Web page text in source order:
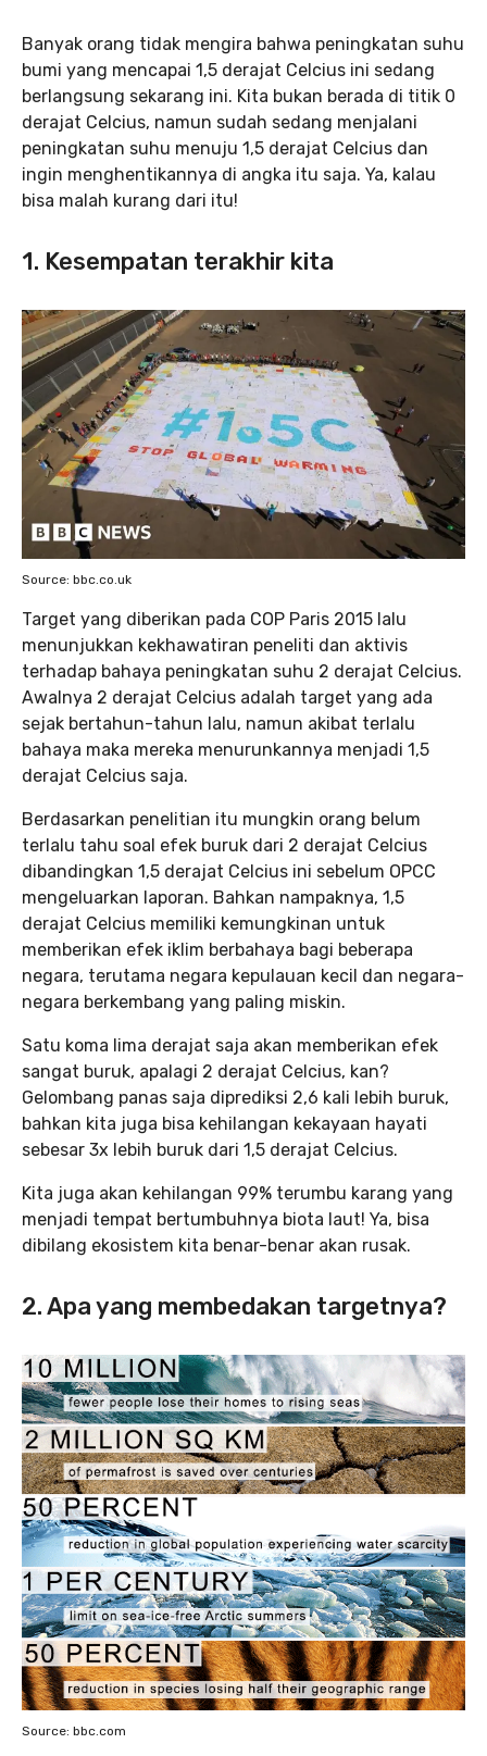
Banyak orang tidak mengira bahwa peningkatan suhu
bumi yang mencapai 1,5 derajat Celcius ini sedang
berlangsung sekarang ini. Kita bukan berada di titik 0
derajat Celcius, namun sudah sedang menjalani
peningkatan suhu menuju 1,5 derajat Celcius dan
ingin menghentikannya di angka itu saja. Ya, kalau
bisa malah kurang dari itu!
1. Kesempatan terakhir kita
Source: bbc.co.uk
Target yang diberikan pada COP Paris 2015 lalu
menunjukkan kekhawatiran peneliti dan aktivis
terhadap bahaya peningkatan suhu 2 derajat Celcius.
Awalnya 2 derajat Celcius adalah target yang ada
sejak bertahun-tahun lalu, namun akibat terlalu
bahaya maka mereka menurunkannya menjadi 1,5
derajat Celcius saja.
Berdasarkan penelitian itu mungkin orang belum
terlalu tahu soal efek buruk dari 2 derajat Celcius
dibandingkan 1,5 derajat Celcius ini sebelum OPCC
mengeluarkan laporan. Bahkan nampaknya, 1,5
derajat Celcius memiliki kemungkinan untuk
memberikan efek iklim berbahaya bagi beberapa
negara, terutama negara kepulauan kecil dan negara-
negara berkembang yang paling miskin.
Satu koma lima derajat saja akan memberikan efek
sangat buruk, apalagi 2 derajat Celcius, kan?
Gelombang panas saja diprediksi 2,6 kali lebih buruk,
bahkan kita juga bisa kehilangan kekayaan hayati
sebesar 3x lebih buruk dari 1,5 derajat Celcius.
Kita juga akan kehilangan 99% terumbu karang yang
menjadi tempat bertumbuhnya biota laut! Ya, bisa
dibilang ekosistem kita benar-benar akan rusak.
2. Apa yang membedakan targetnya?
Source: bbc.com